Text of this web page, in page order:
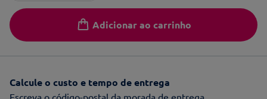
Adicionar ao carrinho
Calcule o custo e tempo de entrega
Escreva o código-postal da morada de entrega